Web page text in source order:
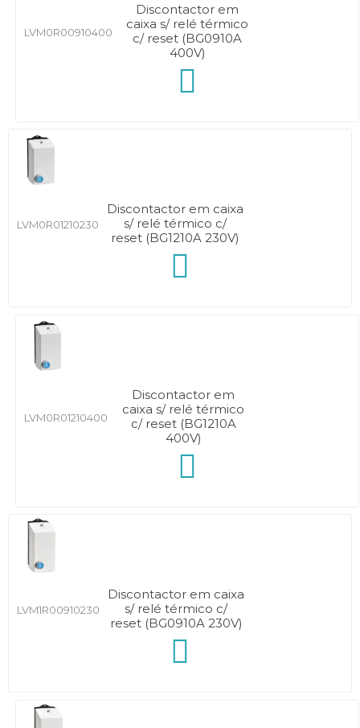
LVM0R00910400
Discontactor em
caixa s/ relé térmico
c/ reset (BG0910A
400V)
LVM0R01210230
Discontactor em caixa
s/ relé térmico c/
reset (BG1210A 230V)
LVM0R01210400
Discontactor em
caixa s/ relé térmico
c/ reset (BG1210A
400V)
LVM1R00910230
Discontactor em caixa
s/ relé térmico c/
reset (BG0910A 230V)